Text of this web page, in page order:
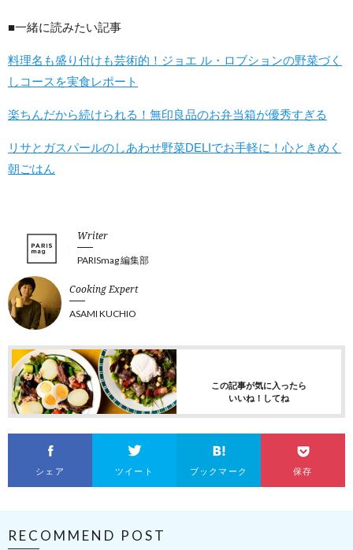
■一緒に読みたい記事
料理名も盛り付けも芸術的！ジョエ ル・ロブションの野菜づく
しコースを実食レポート
楽ちんだから続けられる！無印良品のお弁当箱が優秀すぎる
リサとガスパールのしあわせ野菜DELIでお手軽に！心ときめく
朝ごはん
Writer
PARISmag 編集部
Cooking Expert
ASAMI KUCHIO
この記事が気に入ったら
いいね！してね
シェア ツイート ブックマーク 保存
RECOMMEND POST